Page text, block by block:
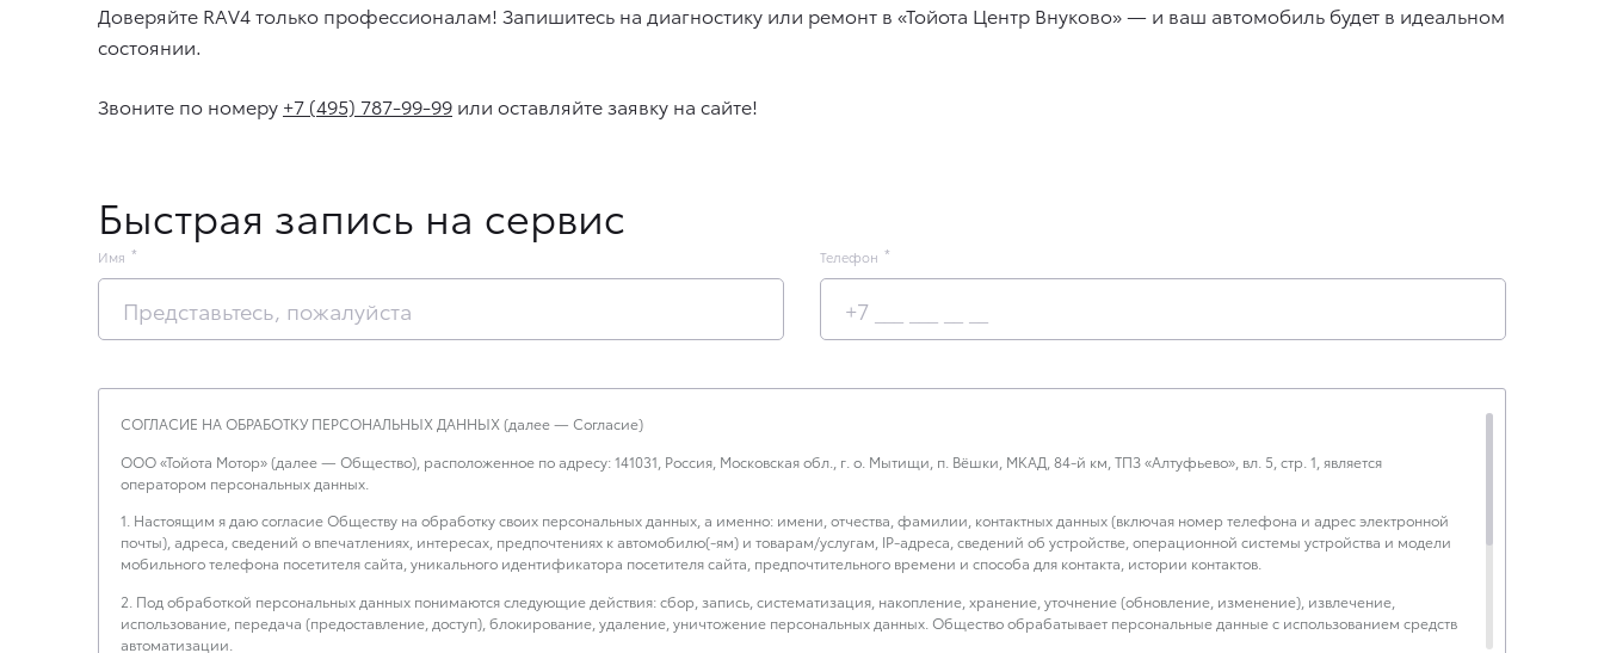
Доверяйте RAV4 только профессионалам! Запишитесь на диагностику или ремонт в «Тойота Центр Внуково» — и ваш автомобиль будет в идеальном
состоянии.
Звоните по номеру +7 (495) 787-99-99 или оставляйте заявку на сайте!
Быстрая запись на сервис
Имя Телефон
СОГЛАСИЕ НА ОБРАБОТКУ ПЕРСОНАЛЬНЫХ ДАННЫХ (далее — Согласие)
ООО «Тойота Мотор» (далее — Общество), расположенное по адресу: 141031, Россия, Московская обл., г. о. Мытищи, п. Вёшки, МКАД, 84-й км, ТПЗ «Алтуфьево», вл. 5, стр. 1, является
оператором персональных данных.
1. Настоящим я даю согласие Обществу на обработку своих персональных данных, а именно: имени, отчества, фамилии, контактных данных (включая номер телефона и адрес электронной
почты), адреса, сведений о впечатлениях, интересах, предпочтениях к автомобилю(-ям) и товарам/услугам, IP-адреса, сведений об устройстве, операционной системы устройства и модели
мобильного телефона посетителя сайта, уникального идентификатора посетителя сайта, предпочтительного времени и способа для контакта, истории контактов.
2. Под обработкой персональных данных понимаются следующие действия: сбор, запись, систематизация, накопление, хранение, уточнение (обновление, изменение), извлечение,
использование, передача (предоставление, доступ), блокирование, удаление, уничтожение персональных данных. Общество обрабатывает персональные данные с использованием средств
автоматизации.